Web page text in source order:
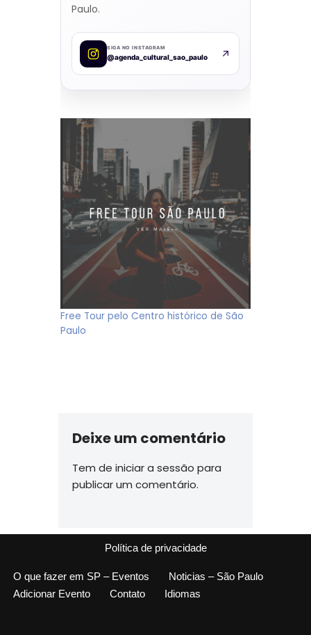
Paulo.
SIGA NO INSTAGRAM
@agenda_cultural_sao_paulo
Free Tour pelo Centro histórico de São
Paulo
Deixe um comentário
Tem de iniciar a sessão para
publicar um comentário.
Política de privacidade
O que fazer em SP – Eventos
Noticias – São Paulo
Adicionar Evento
Contato Idiomas